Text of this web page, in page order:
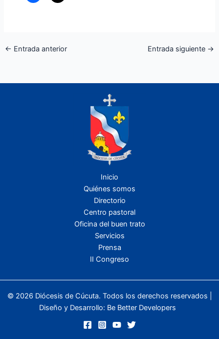
← Entrada anterior Entrada siguiente →
Inicio
Quiénes somos
Directorio
Centro pastoral
Oficina del buen trato
Servicios
Prensa
II Congreso
© 2026 Diócesis de Cúcuta. Todos los derechos reservados |
Diseño y Desarrollo: Be Better Developers